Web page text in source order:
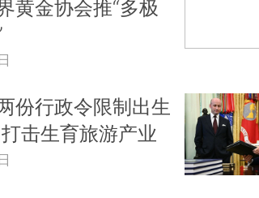
黄金协会推“多极
份行政令限制出生
击生育旅游产业